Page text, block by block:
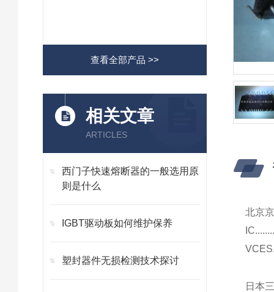
查看全部产品 >>
相关文章
ARTICLES
西门子快速熔断器的一般选用原
则是什么
IGBT驱动板如何维护保养
塑封器件无损检测技术探讨
北京
日本